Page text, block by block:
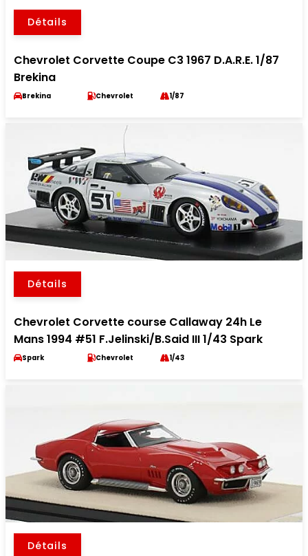
Détails
Chevrolet Corvette Coupe C3 1967 D.A.R.E. 1/87
Brekina
Brekina Chevrolet 1/87
Détails
Chevrolet Corvette course Callaway 24h Le
Mans 1994 #51 F.Jelinski/B.Said III 1/43 Spark
Spark Chevrolet 1/43
Détails